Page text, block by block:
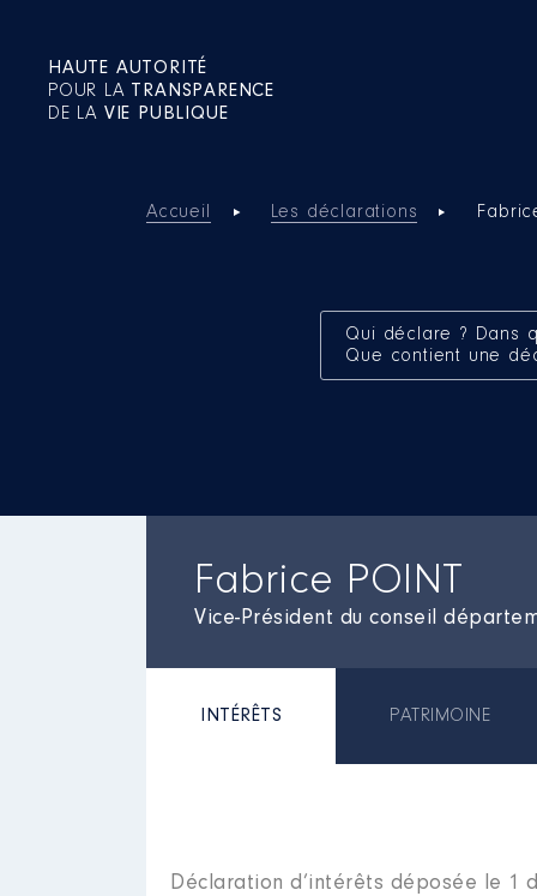
HAUTE AUTORITÉ
POUR LA TRANSPARENCE
DE LA VIE PUBLIQUE
Accueil Les déclarations
Qui déclare ? Dans
Que contient une
Fabrice POINT
Vice-Président du conseil
INTÉRÊTS PATRIMOINE
Déclaration d’intérêts déposée le 1